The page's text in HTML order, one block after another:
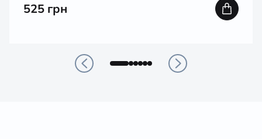
525 грн